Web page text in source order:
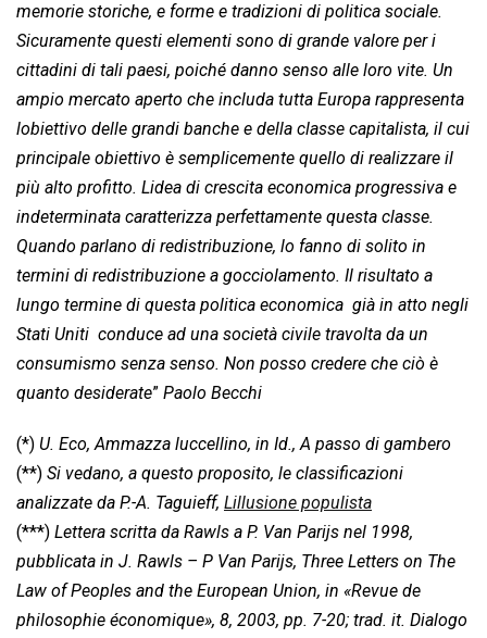
memorie storiche, e forme e tradizioni di politica sociale.
Sicuramente questi elementi sono di grande valore per i
cittadini di tali paesi, poiché danno senso alle loro vite. Un
ampio mercato aperto che includa tutta Europa rappresenta
lobiettivo delle grandi banche e della classe capitalista, il cui
principale obiettivo è semplicemente quello di realizzare il
più alto profitto. Lidea di crescita economica progressiva e
indeterminata caratterizza perfettamente questa classe.
Quando parlano di redistribuzione, lo fanno di solito in
termini di redistribuzione a gocciolamento. Il risultato a
lungo termine di questa politica economica  già in atto negli
Stati Uniti  conduce ad una società civile travolta da un
consumismo senza senso. Non posso credere che ciò è
quanto desiderate” Paolo Becchi
(*) U. Eco, Ammazza luccellino, in Id., A passo di gambero
(**) Si vedano, a questo proposito, le classificazioni
analizzate da P.-A. Taguieff, Lillusione populista
(***) Lettera scritta da Rawls a P. Van Parijs nel 1998,
pubblicata in J. Rawls – P Van Parijs, Three Letters on The
Law of Peoples and the European Union, in «Revue de
philosophie économique», 8, 2003, pp. 7-20; trad. it. Dialogo